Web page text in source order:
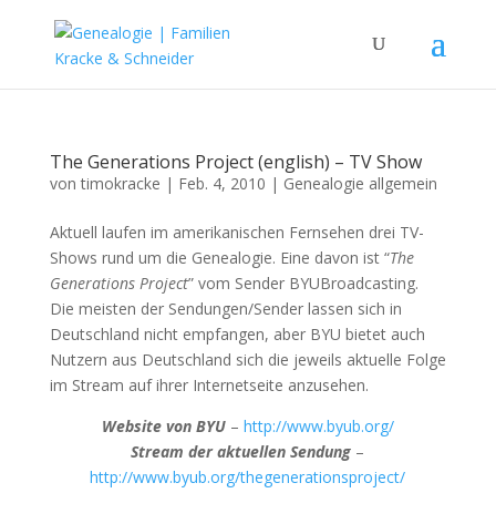
The Generations Project (english) – TV Show
vontimokracke | Feb. 4, 2010 | Genealogie allgemein
Aktuell laufen im amerikanischen Fernsehen drei TV-
Shows rund um die Genealogie. Eine davon ist “The
Generations Project” vom Sender BYUBroadcasting.
Die meisten der Sendungen/Sender lassen sich in
Deutschland nicht empfangen, aber BYU bietet auch
Nutzern aus Deutschland sich die jeweils aktuelle Folge
im Stream auf ihrer Internetseite anzusehen.
Website von BYU– http://www.byub.org/
Stream der aktuellen Sendung –
http://www.byub.org/thegenerationsproject/